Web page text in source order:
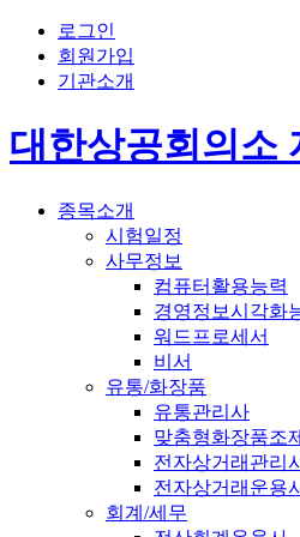
로그인
회원가입
기관소개
대한상공회의소
종목소개
시험일정
사무정보
컴퓨터활용능력
경영정보시각화
워드프로세서
비서
유통/화장품
유통관리사
맞춤형화장품조
전자상거래관리
전자상거래운용
회계/세무